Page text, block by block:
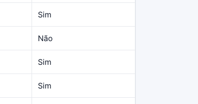
Sim
Não
Sim
Sim